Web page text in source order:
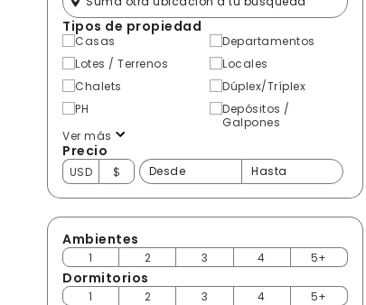
Tipos de propiedad
Casas
Departamentos
Lotes / Terrenos
Locales
Chalets
Dúplex/Tríplex
PH
Depósitos /
Galpones
Ver más
Precio
USD $
Ambientes
1 2 3 4 5+
Dormitorios
1 2 3 4 5+